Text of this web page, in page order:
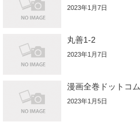
2023年1月7日
丸善1-2
2023年1月7日
漫画全巻ドットコム
2023年1月5日